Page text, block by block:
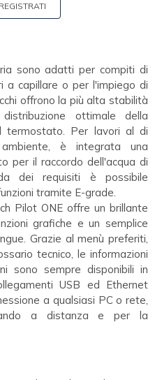
sono adatti per compiti di
a capillare o per l'impiego di
offrono la più alta stabilità
ottimale della
termostato. Per lavori al di
è integrata una
per il raccordo dell'acqua di
dei requisiti è possibile
tramite E-grade.
Pilot ONE offre un brillante
grafiche e un semplice
Grazie al menù preferiti,
tecnico, le informazioni
sono sempre disponibili in
USB ed Ethernet
a qualsiasi PC o rete,
a distanza e per la